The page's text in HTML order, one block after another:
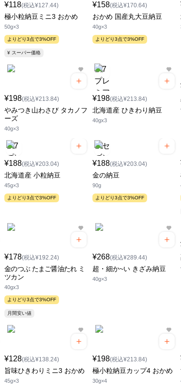
¥118(税込¥127.44)
極小粒納豆ミニ3 おかめ
50g×3
よりどり3点で3%OFF
¥ スーパー価格
¥158(税込¥170.64)
おかめ 国産丸大豆納豆
40g×3
よりどり3点で3%OFF
¥198(税込¥213.84)
やみつき山わさび タカノフ
ーズ
40g×3
¥198(税込¥213.84)
北海道産 ひきわり納豆
40gx3
¥188(税込¥203.04)
北海道産 小粒納豆
45g×3
よりどり3点で3%OFF
¥188(税込¥203.04)
金の納豆
90g
よりどり3点で3%OFF
¥178(税込¥192.24)
金のつぶ たまご醤油たれ ミ
ツカン
40gx3
よりどり3点で3%OFF
月間安い値
¥268(税込¥289.44)
超・細か~い きざみ納豆
40g×3
¥128(税込¥138.24)
旨味ひきわりミニ3 おかめ
45g×3
¥198(税込¥213.84)
極小粒納豆カップ4 おかめ
30g×4